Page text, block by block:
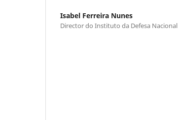
Isabel Ferreira Nunes
Director do Instituto da Defesa Nacional